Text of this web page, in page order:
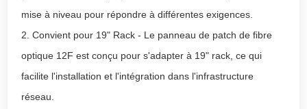
mise à niveau pour répondre à différentes exigences.
2. Convient pour 19" Rack - Le panneau de patch de fibre
optique 12F est conçu pour s'adapter à 19" rack, ce qui
facilite l'installation et l'intégration dans l'infrastructure
réseau.